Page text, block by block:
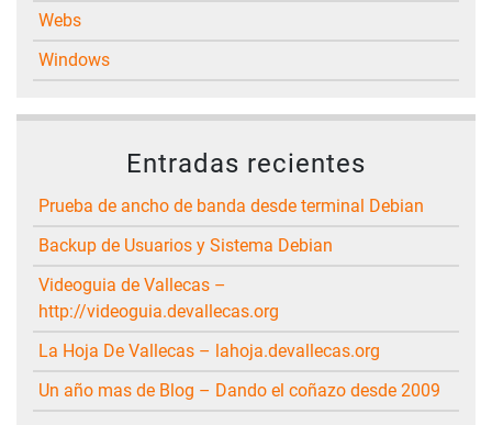
Webs
Windows
Entradas recientes
Prueba de ancho de banda desde terminal Debian
Backup de Usuarios y Sistema Debian
Videoguia de Vallecas –
http://videoguia.devallecas.org
La Hoja De Vallecas – lahoja.devallecas.org
Un año mas de Blog – Dando el coñazo desde 2009